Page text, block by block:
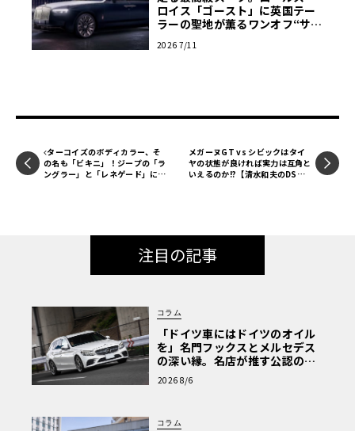
日本の写真家、小川義文は銀座の華やかな街並みを駆け抜
けるレイス・ブラックバッジや、首都高速でレインボーブ
リッジを渡るレイス・ブラックバッジとゴースト・ブラッ
ロイス「ゴースト」に英国テー
ラーの聖地が薫るワンオフ“サヴ
2026 7/11
ターコイズのボディカラー、そ
の名も「ビキニ」！ジープの「ラ
ングラー」と「レネゲード」に限
メガーヌGT vs シビックはタイ
ヤの状態が良ければ実力は互角と
いえるのか!?【清水和夫のDS
注目の記事
コラム
「ドイツ車にはドイツのオイル
を」名門フックスとメルセデス
の深い縁。名店が推す公認の安
心と、Cクラスで味わうシルキー
な走り〈PR〉
2026 8/6
コラム